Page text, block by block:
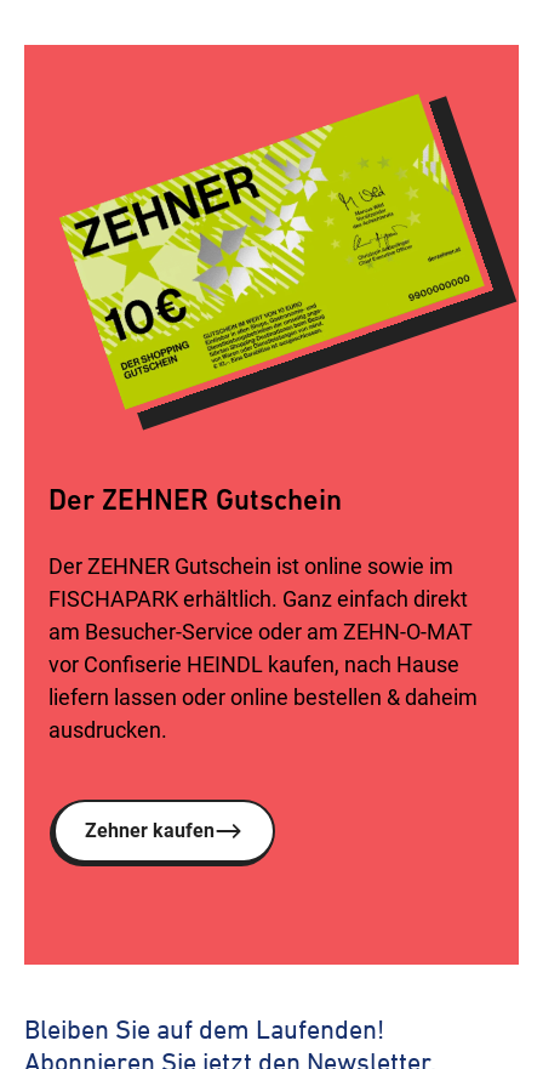
Der ZEHNER Gutschein
Der ZEHNER Gutschein ist online sowie im
FISCHAPARK erhältlich. Ganz einfach direkt
am Besucher-Service oder am ZEHN-O-MAT
vor Confiserie HEINDL kaufen, nach Hause
liefern lassen oder online bestellen & daheim
ausdrucken.
Zehner kaufen